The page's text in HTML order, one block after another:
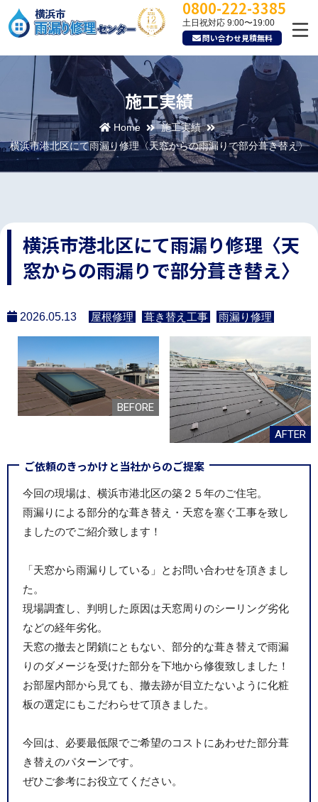
0800-222-3385
土日祝対応 9:00〜19:00
問い合わせ見積無料
施工実績
Home
施工実績
横浜市港北区にて雨漏り修理〈天窓からの雨漏りで部分葺き替え〉
横浜市港北区にて雨漏り修理〈天
窓からの雨漏りで部分葺き替え〉
2026.05.13 屋根修理 葺き替え工事 雨漏り修理
ご依頼のきっかけと当社からのご提案
今回の現場は、横浜市港北区の築２５年のご住宅。
雨漏りによる部分的な葺き替え・天窓を塞ぐ工事を致し
ましたのでご紹介致します！
「天窓から雨漏りしている」とお問い合わせを頂きまし
た。
現場調査し、判明した原因は天窓周りのシーリング劣化
などの経年劣化。
天窓の撤去と閉鎖にともない、部分的な葺き替えで雨漏
りのダメージを受けた部分を下地から修復致しました！
お部屋内部から見ても、撤去跡が目立たないように化粧
板の選定にもこだわらせて頂きました。
今回は、必要最低限でご希望のコストにあわせた部分葺
き替えのパターンです。
ぜひご参考にお役立てください。